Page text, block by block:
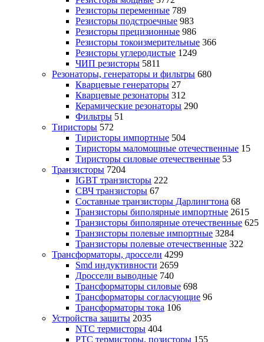
Резисторы переменные 789
Резисторы подстроечные 983
Резисторы прецизионные 986
Резисторы токоизмерительные 366
Резисторы углеродистые 1249
ЧИП резисторы 5811
Резонаторы, генераторы и фильтры 680
Кварцевые генераторы 27
Кварцевые резонаторы 312
Керамические резонаторы 290
Фильтры 51
Тиристоры 572
Тиристоры импортные 504
Тиристоры маломощные отечественные 15
Тиристоры силовые отечественные 53
Транзисторы 7204
IGBT транзисторы 222
СВЧ транзисторы 67
Составные транзисторы Дарлингтона 68
Транзисторы биполярные импортные 2615
Транзисторы биполярные отечественные 625
Транзисторы полевые импортные 3284
Транзисторы полевые отечественные 322
Трансформаторы, дроссели 4299
Smd индуктивности 2659
Дроссели выводные 740
Трансформаторы силовые 698
Трансформаторы согласующие 96
Трансформаторы тока 106
Устройства защиты 2035
NTC термисторы 404
PTC термисторы, позисторы 155